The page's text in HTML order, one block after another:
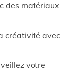
des matériaux
créativité avec
votre